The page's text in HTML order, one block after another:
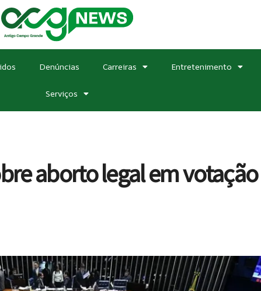
Denúncias Carreiras Entretenimento
Serviços
aborto legal em